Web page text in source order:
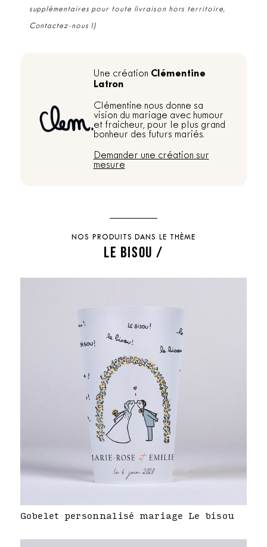
supplémentaires pour toute livraison hors territoire,
Contactez-nous !)
Une création Clémentine
Latron
Clémentine nous donne sa
vision du mariage avec humour
et fraicheur, pour le plus grand
bonheur des futurs mariés.
Demander une création sur
mesure
NOS PRODUITS DANS LE THÈME
LE BISOU /
Gobelet personnalisé mariage Le bisou